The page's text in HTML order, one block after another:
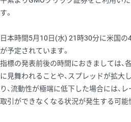
す。
日本時間5月10日(水) 21時30分に米国
が予定されています。
指標の発表前後の時間におきましては、
に見舞われることや、スプレッドが拡大
り、流動性が極端に低下した場合には、
取引ができなくなる状況が発生する可能